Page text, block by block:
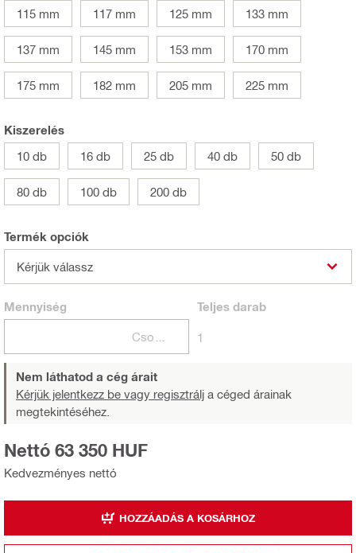
115 mm 117 mm 125 mm 133 mm
137 mm 145 mm 153 mm 170 mm
175 mm 182 mm 205 mm 225 mm
Kiszerelés
10 db
16 db 25 db 40 db 50 db
80 db 100 db 200 db
Termék opciók
Kérjük válassz
Mennyiség Teljesdarab
1
Nem láthatod a cég árait
Kérjük jelentkezz be vagy regisztrálj a céged árainak
megtekintéséhez.
Kedvezményes nettó
Nettó 63 350 HUF
HOZZÁADÁS A KOSÁRHOZ